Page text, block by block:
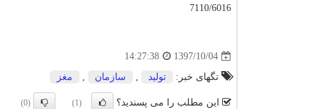
7110/6016
1397/10/04
14:27:38
تگهای خبر: تولید , سازمان , مغز
این مطلب را می پسندید؟ (1)
(0)